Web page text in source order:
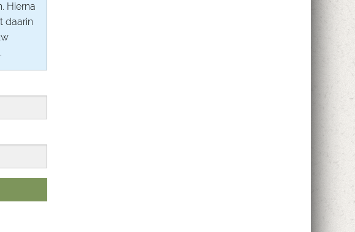
Hierna
daarin